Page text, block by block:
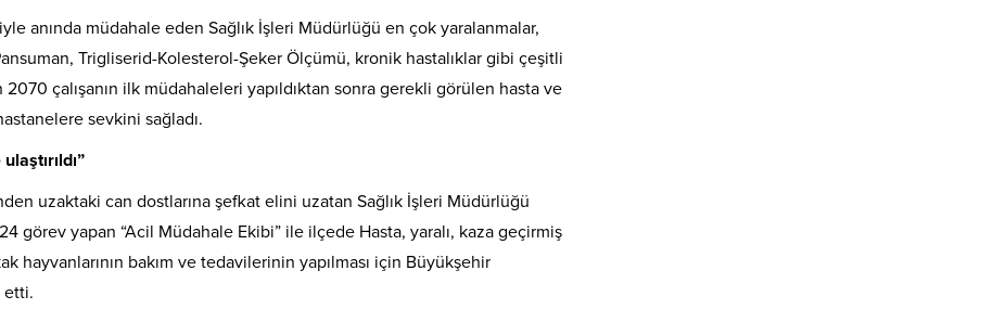
anında müdahale eden Sağlık İşleri Müdürlüğü en çok yaralanmalar,
Trigliserid-Kolesterol-Şeker Ölçümü, kronik hastalıklar gibi çeşitli
çalışanın ilk müdahaleleri yapıldıktan sonra gerekli görülen hasta ve
sevkini sağladı.
uzaktaki can dostlarına şefkat elini uzatan Sağlık İşleri Müdürlüğü
görev yapan “Acil Müdahale Ekibi” ile ilçede Hasta, yaralı, kaza geçirmiş
hayvanlarının bakım ve tedavilerinin yapılması için Büyükşehir
etti.